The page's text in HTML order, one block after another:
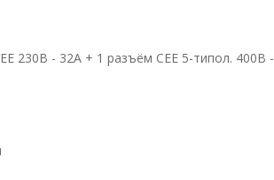
230В - 32A + 1 разъём СЕЕ 5-типол. 400В -